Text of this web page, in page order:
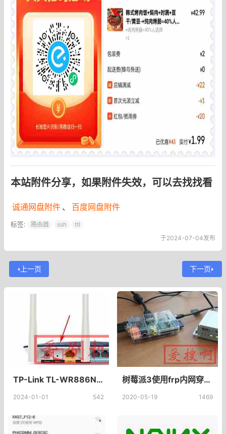
本站附件分享，如果附件失效，可以去找找看
诚通网盘附件 、 百度网盘附件
标签: 路由器 ssh
ttl
于2024-07-04发布
上一页 下一页
TP-Link TL-WR886N 无线路由器恢复出厂设置方法
2024-01-01 542
树莓派3使用frp内网穿透,CentOS 7服务器配置frp实现内网穿透工具
2020-05-19 1469